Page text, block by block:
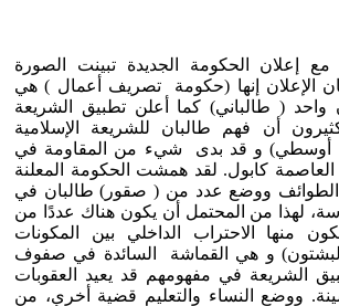
مع إعلان الحكومة الجديدة تبينت الصورة
الإعلان إنها (حكومة تصريف أعمال ) هي
( طالباني) كما أعلن تطبيق الشريعة
كثيرون أن فهم طالبان للشريعة الإسلامية
أوسطي) و قد بدى شيء من المقاومة في
كابول. لقد همشت الحكومة المعلنة
الطوائف ووضع عدد من ( صقور) طالبان في
لهذا من المحتمل أن يكون هناك عددًا من
منها الاحتراب الداخلي بين المكونات
و هي القماشة السائدة في صفوف
الشريعة في مفهومهم قد يعيد العقوبات
ووضع النساء والتعليم قضية أخرى، من